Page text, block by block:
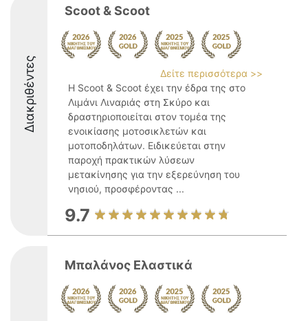
Διακριθέντες
Scoot & Scoot
Δείτε περισσότερα >>
Η Scoot & Scoot έχει την έδρα της στο
Λιμάνι Λιναριάς στη Σκύρο και
δραστηριοποιείται στον τομέα της
ενοικίασης μοτοσικλετών και
μοτοποδηλάτων. Ειδικεύεται στην
παροχή πρακτικών λύσεων
μετακίνησης για την εξερεύνηση του
νησιού, προσφέροντας ...
9.7
Μπαλάνος Ελαστικά